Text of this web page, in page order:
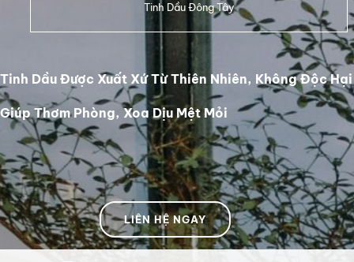
Tinh Dầu Đông Tây
Tinh Dầu Được Xuất Xứ Từ Thiên Nhiên, Không Độc Hại
Giúp Thơm Phòng, Xoa Dịu Mệt Mỏi
LIÊN HỆ NGAY